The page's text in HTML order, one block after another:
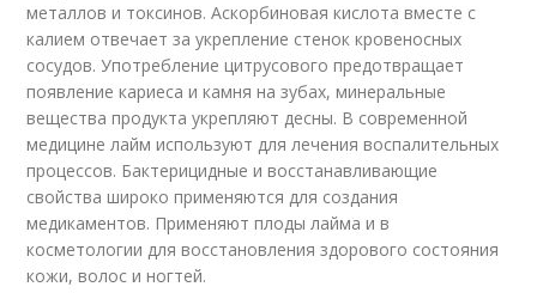
металлов и токсинов. Аскорбиновая кислота вместе с
калием отвечает за укрепление стенок кровеносных
сосудов. Употребление цитрусового предотвращает
появление кариеса и камня на зубах, минеральные
вещества продукта укрепляют десны. В современной
медицине лайм используют для лечения воспалительных
процессов. Бактерицидные и восстанавливающие
свойства широко применяются для создания
медикаментов. Применяют плоды лайма и в
косметологии для восстановления здорового состояния
кожи, волос и ногтей.